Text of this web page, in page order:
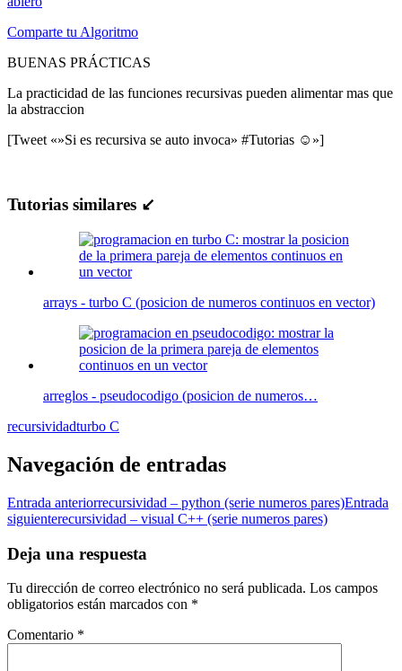
Comparte tu Algoritmo
BUENAS PRÁCTICAS
La practicidad de las funciones recursivas pueden alimentar mas que
la abstraccion
[Tweet «»Si es recursiva se auto invoca» #Tutorias ☺»]
Tutorias similares ↙
arrays - turbo C (posicion de numeros continuos en vector)
arreglos - pseudocodigo (posicion de numeros…
recursividadturbo C
Navegación de entradas
Entrada anteriorrecursividad – python (serie numeros pares)Entrada
siguienterecursividad – visual C++ (serie numeros pares)
Deja una respuesta
Tu dirección de correo electrónico no será publicada. Los campos
obligatorios están marcados con *
Comentario *